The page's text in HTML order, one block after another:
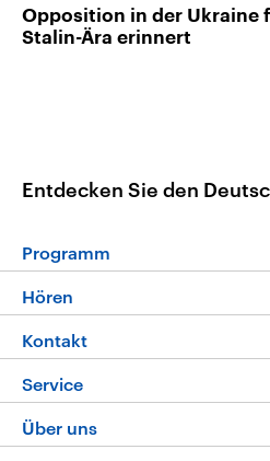
Opposition in der Ukraine
Stalin-Ära erinnert
Entdecken Sie den
Programm
Programm
Die Nachrichten
Nachrichtenleicht
Neue Beiträge auf dlf.de
Hören
Livestream
Podcasts
Deutschlandfunk App
Kontakt
Hörerservice
Service
FAQ
Über uns